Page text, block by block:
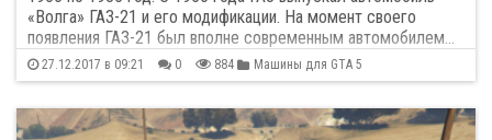
Chevrolet 252
Chrysler8
Citroen24
«Волга» ГАЗ-21 и его модификации. На момент своего
появления ГАЗ-21 был вполне современным автомобилем…
27.12.2017 в 09:21 0 884 Машины для GTA 5